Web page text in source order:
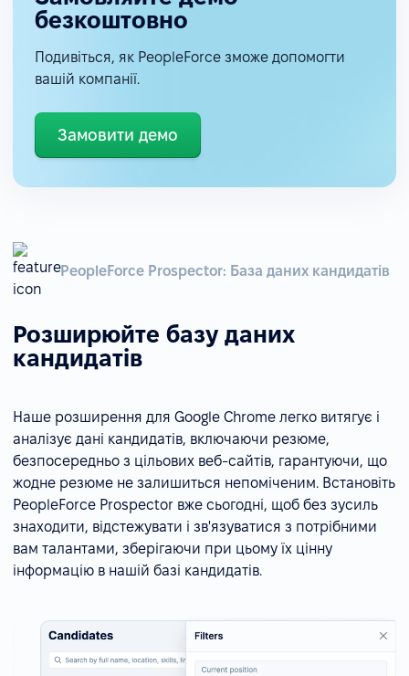
безкоштовно
Подивіться, як PeopleForce зможе допомогти
вашій компанії.
Замовити демо
PeopleForce Prospector: База даних кандидатів
Розширюйте базу даних
кандидатів
Наше розширення для Google Chrome легко витягує і
аналізує дані кандидатів, включаючи резюме,
безпосередньо з цільових веб-сайтів, гарантуючи, що
жодне резюме не залишиться непоміченим. Встановіть
PeopleForce Prospector вже сьогодні, щоб без зусиль
знаходити, відстежувати і зв'язуватися з потрібними
вам талантами, зберігаючи при цьому їх цінну
інформацію в нашій базі кандидатів.